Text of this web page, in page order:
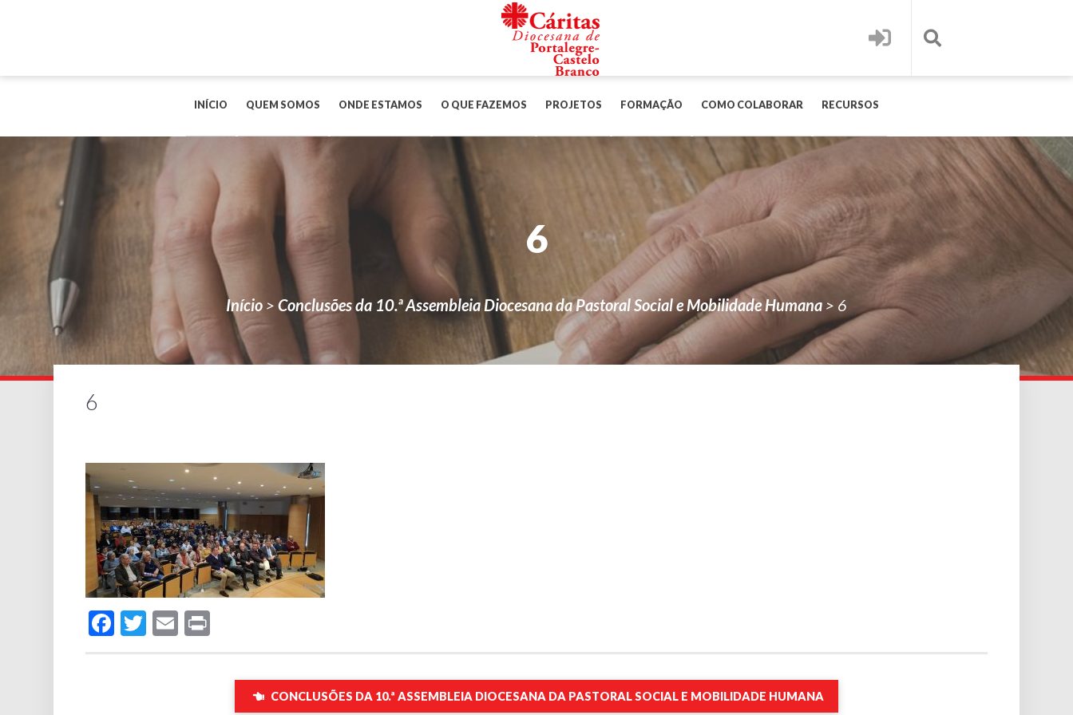
INÍCIO QUEM SOMOS ONDE ESTAMOS O QUE FAZEMOS PROJETOS FORMAÇÃO COMO COLABORAR RECURSOS
6
Início > Conclusões da 10.ª Assembleia Diocesana da Pastoral Social e Mobilidade Humana > 6
6
Facebook
Twitter
Email
CONCLUSÕES DA 10.ª ASSEMBLEIA DIOCESANA DA PASTORAL SOCIAL E MOBILIDADE HUMANA